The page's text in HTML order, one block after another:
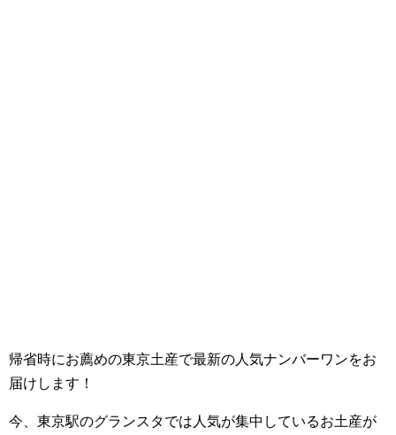
帰省時にお薦めの東京土産で最新の人気ナンバーワンをお
届けします！
今、東京駅のグランスタでは人気が集中しているお土産が